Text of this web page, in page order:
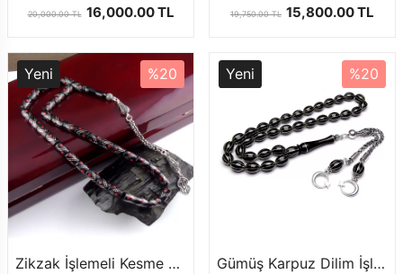
20,000.00 TL 16,000.00 TL 19,750.00 TL 15,800.00 TL
Yeni %20
Zikzak İşlemeli Kesme Model Oltu Taşı Tesbih
Yeni %20
Gümüş Karpuz Dilim İşlemeli Oltu Taşı Tesbih